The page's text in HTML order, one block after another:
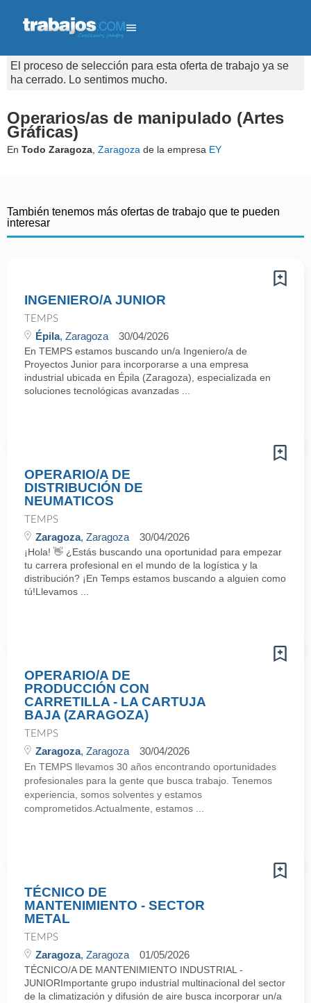
El proceso de selección para esta oferta de trabajo ya se
ha cerrado. Lo sentimos mucho.
Operarios/as de manipulado (Artes
Gráficas)
En Todo Zaragoza Zaragoza de la empresa EY
También tenemos más ofertas de trabajo que te pueden
interesar
INGENIERO/A JUNIOR
TEMPS
Épila, Zaragoza 30/04/2026
En TEMPS estamos buscando un/a Ingeniero/a de
Proyectos Junior para incorporarse a una empresa
industrial ubicada en Épila (Zaragoza), especializada en
soluciones tecnológicas avanzadas ...
OPERARIO/A DE
DISTRIBUCIÓN DE
NEUMATICOS
TEMPS
Zaragoza, Zaragoza 30/04/2026
¡Hola! 👋 ¿Estás buscando una oportunidad para empezar
tu carrera profesional en el mundo de la logística y la
distribución? ¡En Temps estamos buscando a alguien como
tú!Llevamos ...
OPERARIO/A DE
PRODUCCIÓN CON
CARRETILLA - LA CARTUJA
BAJA (ZARAGOZA)
TEMPS
Zaragoza, Zaragoza 30/04/2026
En TEMPS llevamos 30 años encontrando oportunidades
profesionales para la gente que busca trabajo. Tenemos
experiencia, somos solventes y estamos
comprometidos.Actualmente, estamos ...
TÉCNICO DE
MANTENIMIENTO - SECTOR
METAL
TEMPS
Zaragoza, Zaragoza 01/05/2026
TÉCNICO/A DE MANTENIMIENTO INDUSTRIAL -
JUNIORImportante grupo industrial multinacional del sector
de la climatización y difusión de aire busca incorporar un/a